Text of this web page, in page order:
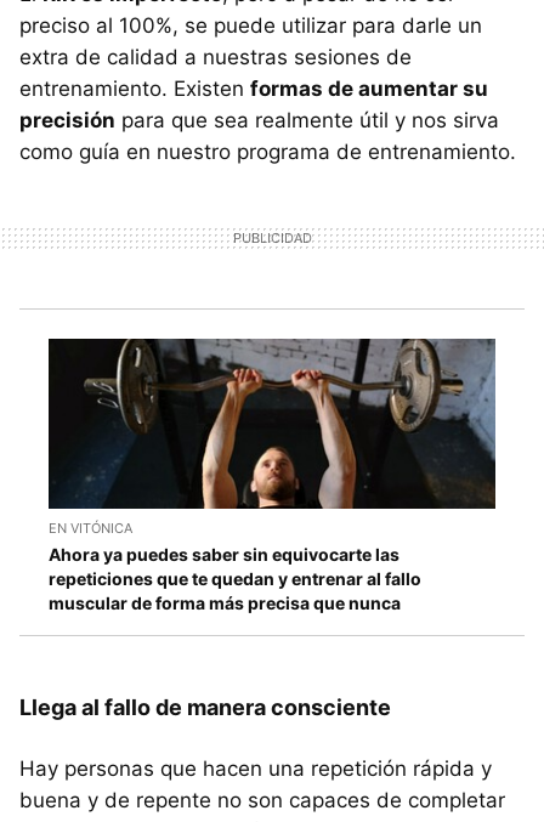
preciso al 100%, se puede utilizar para darle un
extra de calidad a nuestras sesiones de
entrenamiento. Existen formas de aumentar su
precisión para que sea realmente útil y nos sirva
como guía en nuestro programa de entrenamiento.
EN VITÓNICA
Ahora ya puedes saber sin equivocarte las
repeticiones que te quedan y entrenar al fallo
muscular de forma más precisa que nunca
Llega al fallo de manera consciente
Hay personas que hacen una repetición rápida y
buena y de repente no son capaces de completar